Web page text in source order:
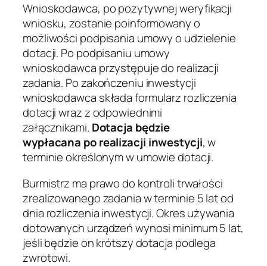
Wnioskodawca, po pozytywnej weryfikacji
wniosku, zostanie poinformowany o
możliwości podpisania umowy o udzielenie
dotacji. Po podpisaniu umowy
wnioskodawca przystępuje do realizacji
zadania. Po zakończeniu inwestycji
wnioskodawca składa formularz rozliczenia
dotacji wraz z odpowiednimi
załącznikami. Dotacja będzie
wypłacana po realizacji inwestycji, w
terminie określonym w umowie dotacji.
Burmistrz ma prawo do kontroli trwałości
zrealizowanego zadania w terminie 5 lat od
dnia rozliczenia inwestycji. Okres używania
dotowanych urządzeń wynosi minimum 5 lat,
jeśli będzie on krótszy dotacja podlega
zwrotowi.